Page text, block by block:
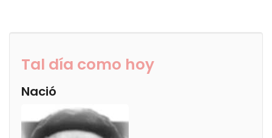
Tal día como hoy
Nació